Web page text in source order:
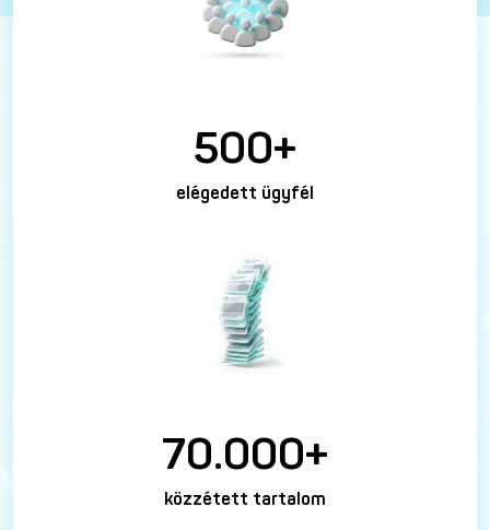
500+
elégedett ügyfél
70.000+
közzétett tartalom